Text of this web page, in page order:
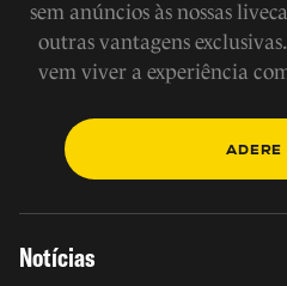
sem anúncios às nossas
outras vantagens
vem viver a experiência
Notícias